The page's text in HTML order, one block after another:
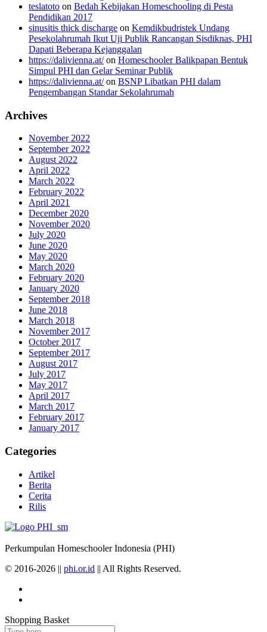
teslatoto on Bedah Kebijakan Homeschooling di Pesta
Pendidikan 2017
sinusitis thick discharge on Kemdikbudristek Undang
Pesekolahrumah Ikut Uji Publik Rancangan Sisdiknas, PHI
Dapati Beberapa Kejanggalan
https://dalivienna.at/on Homeschooler Balikpapan Bentuk
Simpul PHI dan Gelar Seminar Publik
https://dalivienna.at/on BSNP Libatkan PHI dalam
Pengembangan Standar Sekolahrumah
Archives
November 2022
September 2022
August 2022
April 2022
March 2022
February 2022
April 2021
December 2020
November 2020
July 2020
June 2020
May 2020
March 2020
February 2020
January 2020
September 2018
June 2018
March 2018
November 2017
October 2017
September 2017
August 2017
July 2017
May 2017
April 2017
March 2017
February 2017
January 2017
Categories
Artikel
Berita
Cerita
Rilis
Perkumpulan Homeschooler Indonesia (PHI)
© 2016-2026 || phi.or.id || All Rights Reserved.
Shopping Basket